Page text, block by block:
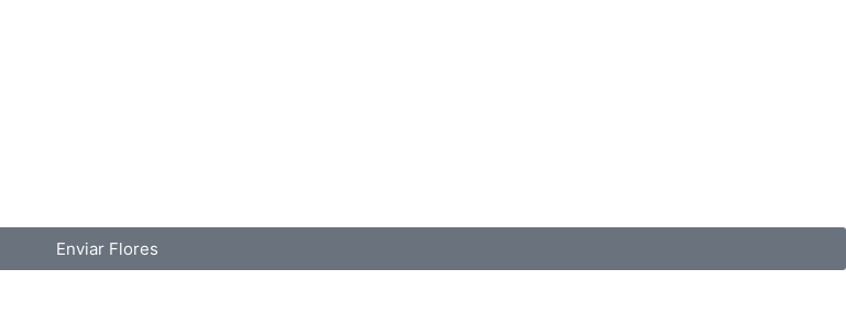
Enviar Flores